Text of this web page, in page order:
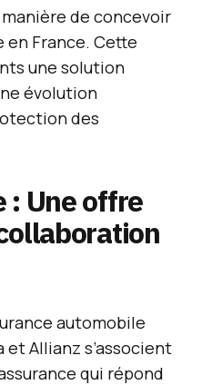
de concevoir
en France. Cette
une solution
évolution
des
: Une offre
automobile
Allianz s’associent
qui répond